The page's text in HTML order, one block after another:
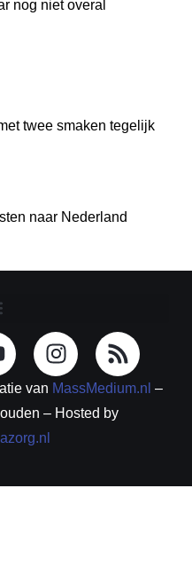
nog niet overal
twee smaken tegelijk
naar Nederland
van MassMedium.nl –
– Hosted by